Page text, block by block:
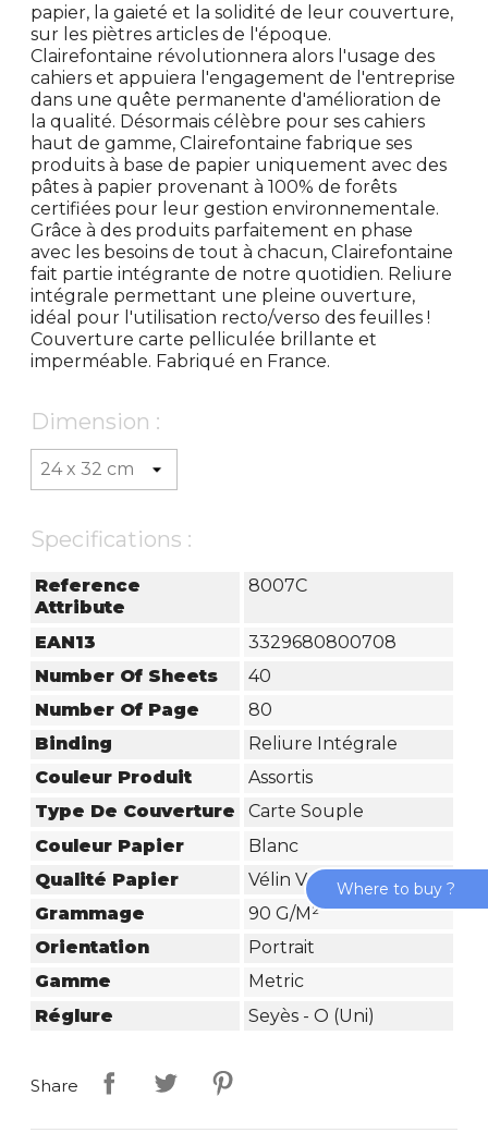
papier, la gaieté et la solidité de leur couverture,
sur les piètres articles de l'époque.
Clairefontaine révolutionnera alors l'usage des
cahiers et appuiera l'engagement de l'entreprise
dans une quête permanente d'amélioration de
la qualité. Désormais célèbre pour ses cahiers
haut de gamme, Clairefontaine fabrique ses
produits à base de papier uniquement avec des
pâtes à papier provenant à 100% de forêts
certifiées pour leur gestion environnementale.
Grâce à des produits parfaitement en phase
avec les besoins de tout à chacun, Clairefontaine
fait partie intégrante de notre quotidien. Reliure
intégrale permettant une pleine ouverture,
idéal pour l'utilisation recto/verso des feuilles !
Couverture carte pelliculée brillante et
imperméable. Fabriqué en France.
Dimension :
Specifications :
Reference
Attribute
8007C
EAN13
3329680800708
Number Of Sheets
40
Number Of Page
80
Binding
Reliure Intégrale
Couleur Produit
Assortis
Type De Couverture
Carte Souple
Couleur Papier
Blanc
Qualité Papier
Vélin Velouté
Grammage
90 G/m²
Orientation
Portrait
Gamme
Metric
Réglure
Seyès - O (Uni)
Share
Where to buy ?